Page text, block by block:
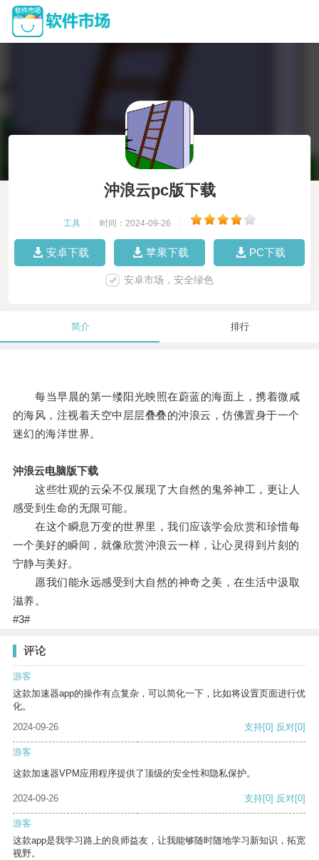
沖浪云pc版下载
工具 时间：2024-09-26
安卓下载 苹果下载 PC下载
安卓市场，安全绿色
简介 排行
每当早晨的第一缕阳光映照在蔚蓝的海面上，携着微咸
的海风，注视着天空中层层叠叠的沖浪云，仿佛置身于一个
迷幻的海洋世界。
沖浪云电脑版下载
这些壮观的云朵不仅展现了大自然的鬼斧神工，更让人
感受到生命的无限可能。
在这个瞬息万变的世界里，我们应该学会欣赏和珍惜每
一个美好的瞬间，就像欣赏沖浪云一样，让心灵得到片刻的
宁静与美好。
愿我们能永远感受到大自然的神奇之美，在生活中汲取
滋养。
#3#
评论
游客
这款加速器app的操作有点复杂，可以简化一下，比如将设置页面进行优
化。
2024-09-26
支持[0] 反对[0]
游客
这款加速器VPM应用程序提供了顶级的安全性和隐私保护。
2024-09-26 支持[0] 反对[0]
游客
这款app是我学习路上的良师益友，让我能够随时随地学习新知识，拓宽
视野。